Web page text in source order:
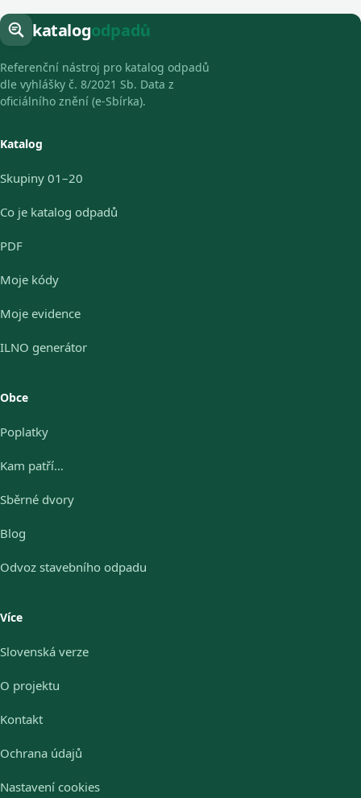
katalogodpadů
Referenční nástroj pro katalog odpadů
dle vyhlášky č. 8/2021 Sb. Data z
oficiálního znění (e-Sbírka).
Katalog
Skupiny 01–20
Co je katalog odpadů
PDF
Moje kódy
Moje evidence
ILNO generátor
Obce
Poplatky
Kam patří…
Sběrné dvory
Blog
Odvoz stavebního odpadu
Více
Slovenská verze
O projektu
Kontakt
Ochrana údajů
Nastavení cookies